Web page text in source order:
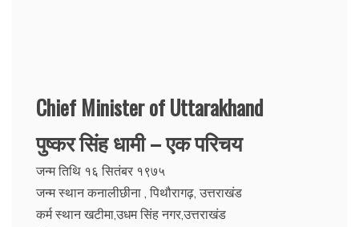
Chief Minister of Uttarakhand
पुष्कर सिंह धामी – एक परिचय
जन्म तिथि १६ सितंबर १९७५
जन्म स्थान कनालीछीना , पिथौरागढ़, उत्तराखंड
कर्म स्थान खटीमा,उधम सिंह नगर,उत्तराखंड